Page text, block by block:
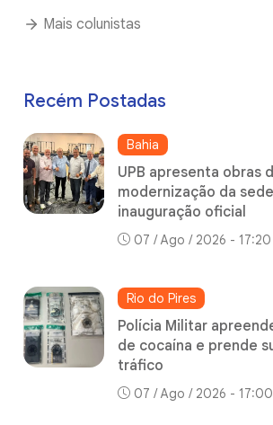
Mais colunistas
Recém Postadas
Bahia
UPB apresenta obras
modernização da
inauguração oficial
07 / Ago / 2026 - 17:20
Rio do Pires
Polícia Militar
de cocaína e prende
tráfico
07 / Ago / 2026 - 17:00